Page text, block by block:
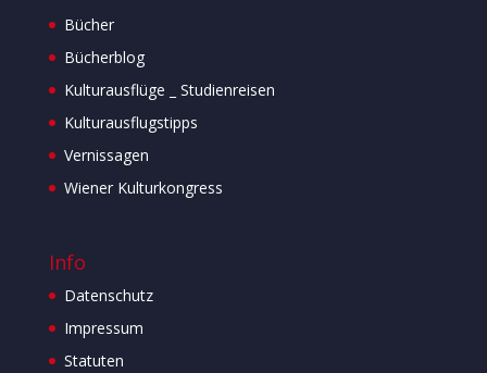
Bücher
Bücherblog
Kulturausflüge _ Studienreisen
Kulturausflugstipps
Vernissagen
Wiener Kulturkongress
Info
Datenschutz
Impressum
Statuten